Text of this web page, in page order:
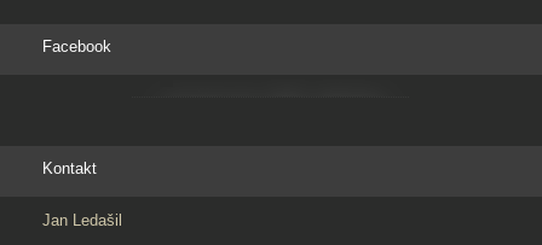
Facebook
Kontakt
Jan Ledašil